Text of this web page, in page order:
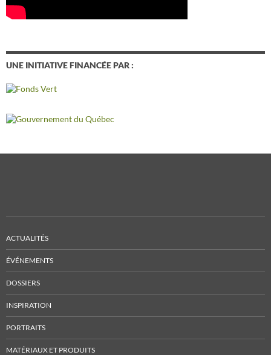
UNE INITIATIVE FINANCÉE PAR :
ACTUALITÉS
ÉVÉNEMENTS
DOSSIERS
INSPIRATION
PORTRAITS
MATÉRIAUX ET PRODUITS